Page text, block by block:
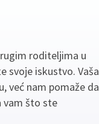
roditeljima u
svoje iskustvo. Vaša
već nam pomaže da
vam što ste